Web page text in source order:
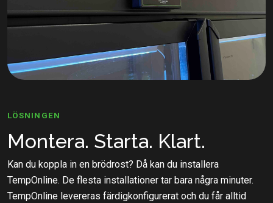
LÖSNINGEN
Montera. Starta. Klart.
Kan du koppla in en brödrost? Då kan du installera
TempOnline. De flesta installationer tar bara några minuter.
TempOnline levereras färdigkonfigurerat och du får alltid